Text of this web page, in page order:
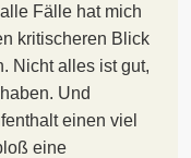
Fälle hat mich
kritischeren Blick
Nicht alles ist gut,
Und
einen viel
eine